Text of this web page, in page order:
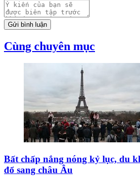
Gửi bình luận
Cùng chuyên mục
Bất chấp nắng nóng kỷ lục, du
đổ sang châu Âu